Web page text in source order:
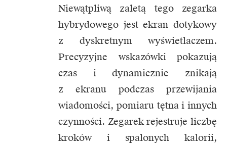
Niewątpliwą zaletą tego zegarka
hybrydowego jest ekran dotykowy
z dyskretnym wyświetlaczem.
Precyzyjne wskazówki pokazują
czas i dynamicznie znikają
z ekranu podczas przewijania
wiadomości, pomiaru tętna i innych
czynności. Zegarek rejestruje liczbę
kroków i spalonych kalorii,